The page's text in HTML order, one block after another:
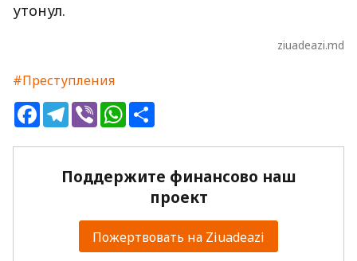
утонул.
ziuadeazi.md
#Преступления
FacebookTelegram
ViberWhatsApp
Поддержите финансово наш
проект
Пожертвовать на Ziuadeazi